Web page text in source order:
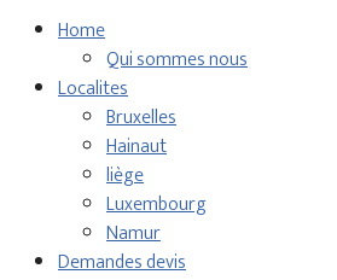
Home
Qui sommes nous
Localites
Bruxelles
Hainaut
liège
Luxembourg
Namur
Demandes devis